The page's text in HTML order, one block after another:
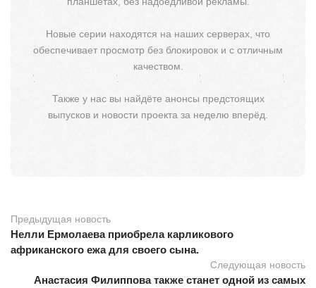
Новые серии находятся на наших серверах, что
обеспечивает просмотр без блокировок и с отличным
качеством.
Также у нас вы найдёте анонсы предстоящих
выпусков и новости проекта за неделю вперёд.
Предыдущая новость
Нелли Ермолаева приобрела карликового
африканского ежа для своего сына.
Следующая новость
Анастасия Филиппова также станет одной из самых